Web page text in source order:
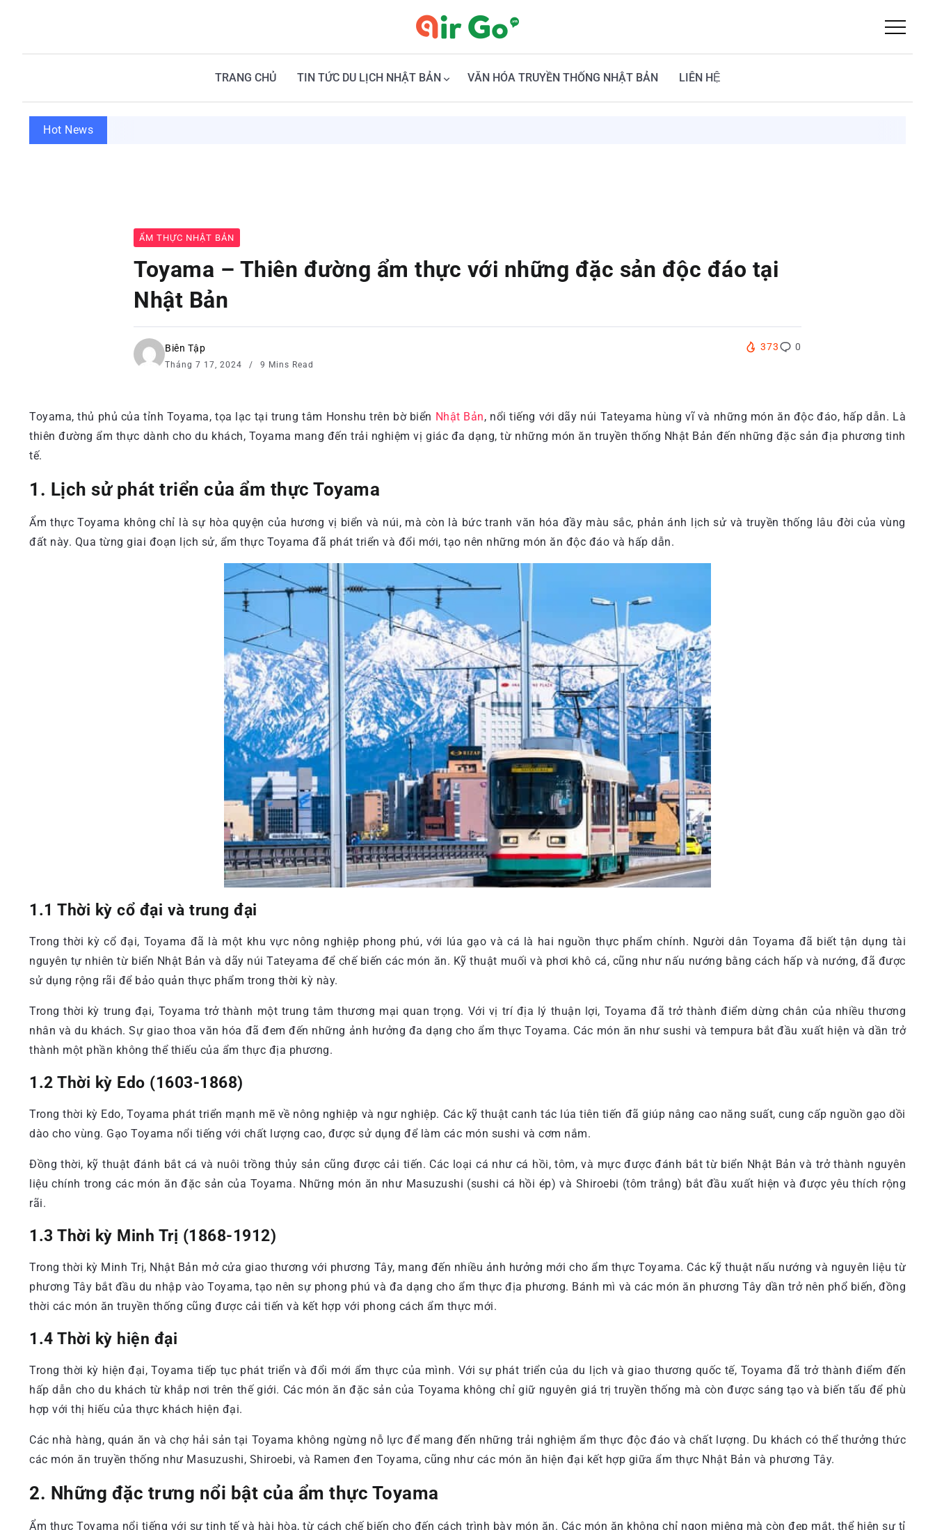
TRANG CHỦ TIN TỨC DU LỊCH NHẬT BẢN VĂN HÓA TRUYỀN THỐNG NHẬT BẢN LIÊN HỆ
Hot News
ẨM THỰC NHẬT BẢN
Toyama – Thiên đường ẩm thực với những đặc sản độc đáo tại
Nhật Bản
Biên Tập
Tháng 7 17, 2024 9 Mins Read
373 0
Toyama, thủ phủ của tỉnh Toyama, tọa lạc tại trung tâm Honshu trên bờ biển Nhật Bản, nổi tiếng với dãy núi Tateyama hùng vĩ và những món ăn độc đáo, hấp dẫn. Là
thiên đường ẩm thực dành cho du khách, Toyama mang đến trải nghiệm vị giác đa dạng, từ những món ăn truyền thống Nhật Bản đến những đặc sản địa phương tinh
tế.
1. Lịch sử phát triển của ẩm thực Toyama
Ẩm thực Toyama không chỉ là sự hòa quyện của hương vị biển và núi, mà còn là bức tranh văn hóa đầy màu sắc, phản ánh lịch sử và truyền thống lâu đời của vùng
đất này. Qua từng giai đoạn lịch sử, ẩm thực Toyama đã phát triển và đổi mới, tạo nên những món ăn độc đáo và hấp dẫn.
1.1 Thời kỳ cổ đại và trung đại
Trong thời kỳ cổ đại, Toyama đã là một khu vực nông nghiệp phong phú, với lúa gạo và cá là hai nguồn thực phẩm chính. Người dân Toyama đã biết tận dụng tài
nguyên tự nhiên từ biển Nhật Bản và dãy núi Tateyama để chế biến các món ăn. Kỹ thuật muối và phơi khô cá, cũng như nấu nướng bằng cách hấp và nướng, đã được
sử dụng rộng rãi để bảo quản thực phẩm trong thời kỳ này.
Trong thời kỳ trung đại, Toyama trở thành một trung tâm thương mại quan trọng. Với vị trí địa lý thuận lợi, Toyama đã trở thành điểm dừng chân của nhiều thương
nhân và du khách. Sự giao thoa văn hóa đã đem đến những ảnh hưởng đa dạng cho ẩm thực Toyama. Các món ăn như sushi và tempura bắt đầu xuất hiện và dần trở
thành một phần không thể thiếu của ẩm thực địa phương.
1.2 Thời kỳ Edo (1603-1868)
Trong thời kỳ Edo, Toyama phát triển mạnh mẽ về nông nghiệp và ngư nghiệp. Các kỹ thuật canh tác lúa tiên tiến đã giúp nâng cao năng suất, cung cấp nguồn gạo dồi
dào cho vùng. Gạo Toyama nổi tiếng với chất lượng cao, được sử dụng để làm các món sushi và cơm nắm.
Đồng thời, kỹ thuật đánh bắt cá và nuôi trồng thủy sản cũng được cải tiến. Các loại cá như cá hồi, tôm, và mực được đánh bắt từ biển Nhật Bản và trở thành nguyên
liệu chính trong các món ăn đặc sản của Toyama. Những món ăn như Masuzushi (sushi cá hồi ép) và Shiroebi (tôm trắng) bắt đầu xuất hiện và được yêu thích rộng
rãi.
1.3 Thời kỳ Minh Trị (1868-1912)
Trong thời kỳ Minh Trị, Nhật Bản mở cửa giao thương với phương Tây, mang đến nhiều ảnh hưởng mới cho ẩm thực Toyama. Các kỹ thuật nấu nướng và nguyên liệu từ
phương Tây bắt đầu du nhập vào Toyama, tạo nên sự phong phú và đa dạng cho ẩm thực địa phương. Bánh mì và các món ăn phương Tây dần trở nên phổ biến, đồng
thời các món ăn truyền thống cũng được cải tiến và kết hợp với phong cách ẩm thực mới.
1.4 Thời kỳ hiện đại
Trong thời kỳ hiện đại, Toyama tiếp tục phát triển và đổi mới ẩm thực của mình. Với sự phát triển của du lịch và giao thương quốc tế, Toyama đã trở thành điểm đến
hấp dẫn cho du khách từ khắp nơi trên thế giới. Các món ăn đặc sản của Toyama không chỉ giữ nguyên giá trị truyền thống mà còn được sáng tạo và biến tấu để phù
hợp với thị hiếu của thực khách hiện đại.
Các nhà hàng, quán ăn và chợ hải sản tại Toyama không ngừng nỗ lực để mang đến những trải nghiệm ẩm thực độc đáo và chất lượng. Du khách có thể thưởng thức
các món ăn truyền thống như Masuzushi, Shiroebi, và Ramen đen Toyama, cũng như các món ăn hiện đại kết hợp giữa ẩm thực Nhật Bản và phương Tây.
2. Những đặc trưng nổi bật của ẩm thực Toyama
Ẩm thực Toyama nổi tiếng với sự tinh tế và hài hòa, từ cách chế biến cho đến cách trình bày món ăn. Các món ăn không chỉ ngon miệng mà còn đẹp mắt, thể hiện sự tỉ